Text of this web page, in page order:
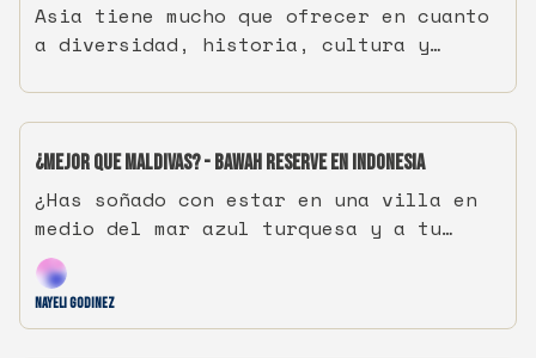
Asia tiene mucho que ofrecer en cuanto
a diversidad, historia, cultura y
Tokio y Singapur son la máxima
expresión de ello.
¿Mejor que Maldivas? - Bawah Reserve en Indonesia
¿Has soñado con estar en una villa en
medio del mar azul turquesa y a tu
mente viene inmediatamente la idea de
Maldivas? Claro, un lugar espectacular
pero, ¿has escuchado hablar de Bawah
Nayeli Godinez